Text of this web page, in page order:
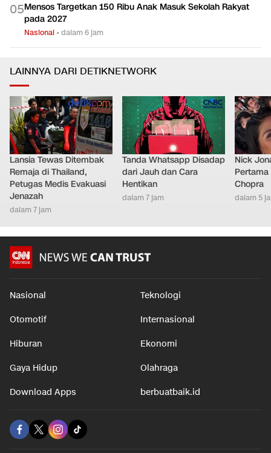
05Mensos Targetkan 150 Ribu Anak Masuk Sekolah Rakyat
pada 2027
Nasional •dalam 6 jam
LAINNYA DARI DETIKNETWORK
Lansia Tewas Ditembak
Remaja di Thailand,
Petugas Medis Evakuasi
Jenazah
dalam 7 jam
Tanda Whatsapp Disadap
dari Jauh dan Cara
Hentikan
dalam 7 jam
Nick
Chopra
dalam 5
Nasional Teknologi
Otomotif Internasional
Hiburan Ekonomi
Gaya Hidup Olahraga
Download Apps berbuatbaik.id